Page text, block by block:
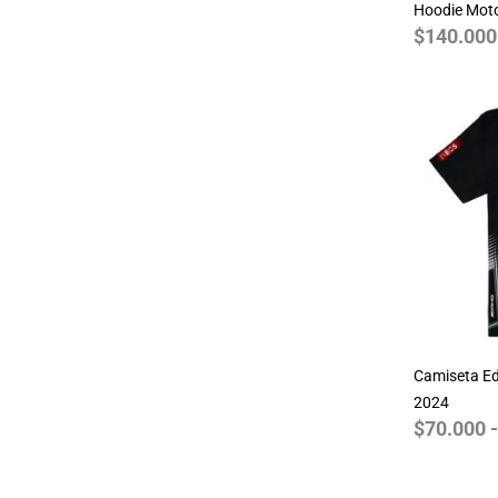
Hoodie
$140.000
Camiseta
2024
$70.000 -